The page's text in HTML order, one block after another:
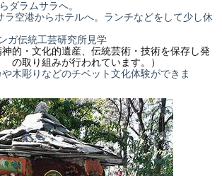
ダラムサラへ。
らホテルへ。ランチなどをして少し休
統工芸研究所見学
的・文化的遺産、伝統芸術・技術を保存し発
り組みが行われています。）
木彫りなどのチベット文化体験ができま